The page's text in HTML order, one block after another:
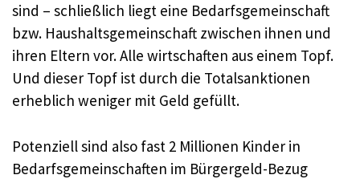
sind – schließlich liegt eine Bedarfsgemeinschaft
bzw. Haushaltsgemeinschaft zwischen ihnen und
ihren Eltern vor. Alle wirtschaften aus einem Topf.
Und dieser Topf ist durch die Totalsanktionen
erheblich weniger mit Geld gefüllt.
Potenziell sind also fast 2 Millionen Kinder in
Bedarfsgemeinschaften im Bürgergeld-Bezug